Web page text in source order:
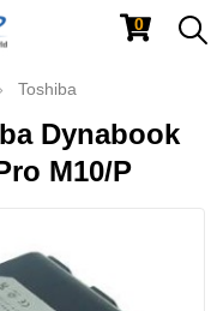
0
Toshiba
Dynabook
M10/P